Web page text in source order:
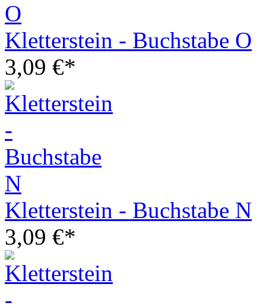
Kletterstein - Buchstabe O
3,09 €*
Kletterstein - Buchstabe N
3,09 €*